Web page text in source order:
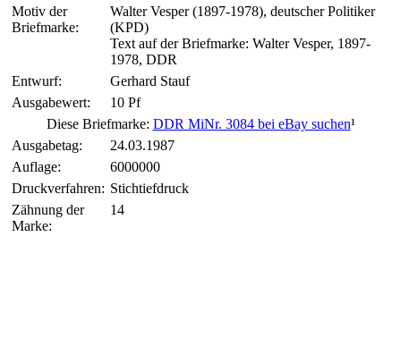
Motiv der
Briefmarke:
Walter Vesper (1897-1978), deutscher Politiker
(KPD)
Text auf der Briefmarke: Walter Vesper, 1897-
1978, DDR
Entwurf:
Gerhard Stauf
Ausgabewert:
10 Pf
Diese Briefmarke: DDR MiNr. 3084 bei eBay suchen¹
Ausgabetag:
24.03.1987
Auflage:
6000000
Druckverfahren: Stichtiefdruck
Zähnung der
Marke:
14